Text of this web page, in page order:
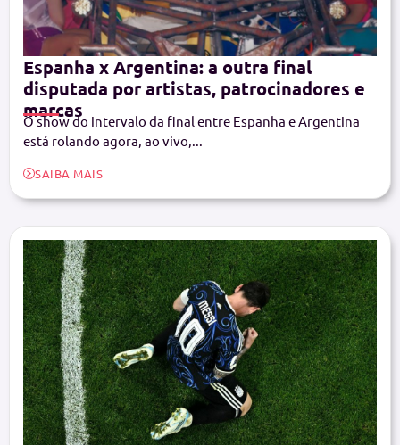
Espanha x Argentina: a outra final
disputada por artistas, patrocinadores e
marcas
O show do intervalo da final entre Espanha e Argentina
está rolando agora, ao vivo,...
SAIBA MAIS